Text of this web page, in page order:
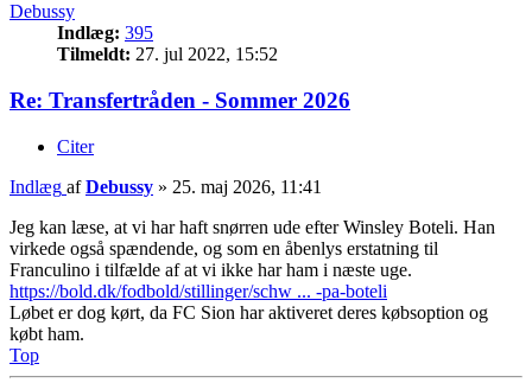
Debussy
Indlæg: 395
Tilmeldt: 27. jul 2022, 15:52
Re: Transfertråden - Sommer 2026
Citer
Indlæg afDebussy » 25. maj 2026, 11:41
Jeg kan læse, at vi har haft snørren ude efter Winsley Boteli. Han
virkede også spændende, og som en åbenlys erstatning til
Franculino i tilfælde af at vi ikke har ham i næste uge.
https://bold.dk/fodbold/stillinger/schw ... -pa-boteli
Løbet er dog kørt, da FC Sion har aktiveret deres købsoption og
købt ham.
Top